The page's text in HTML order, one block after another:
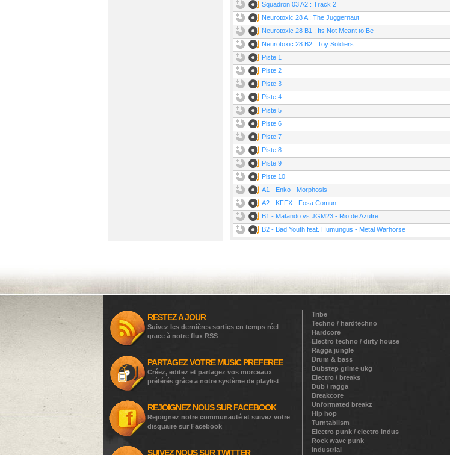
Squadron 03 A2 : Track 2
Neurotoxic 28 A : The Juggernaut
Neurotoxic 28 B1 : Its Not Meant to Be
Neurotoxic 28 B2 : Toy Soldiers
Piste 1
Piste 2
Piste 3
Piste 4
Piste 5
Piste 6
Piste 7
Piste 8
Piste 9
Piste 10
A1 - Enko - Morphosis
A2 - KFFX - Fosa Comun
B1 - Matando vs JGM23 - Rio de Azufre
B2 - Bad Youth feat. Humungus - Metal Warhorse
RESTEZ A JOUR
Suivez les dernières sorties en temps réel
grace à notre flux RSS
PARTAGEZ VOTRE MUSIC PREFEREE
Créez, editez et partagez vos morceaux
préférés grâce a notre système de playlist
REJOIGNEZ NOUS SUR FACEBOOK
Rejoignez notre communauté et suivez votre
disquaire sur Facebook
SUIVEZ NOUS SUR TWITTER
Tribe
Techno / hardtechno
Hardcore
Electro techno / dirty house
Ragga jungle
Drum & bass
Dubstep grime ukg
Electro / breaks
Dub / ragga
Breakcore
Unformated breakz
Hip hop
Turntablism
Electro punk / electro indus
Rock wave punk
Industrial